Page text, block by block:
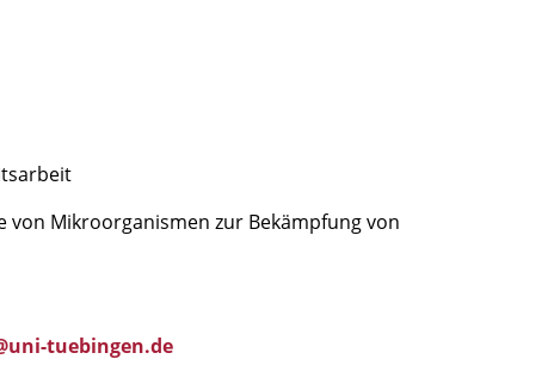
von Mikroorganismen zur Bekämpfung von
tuebingen.de